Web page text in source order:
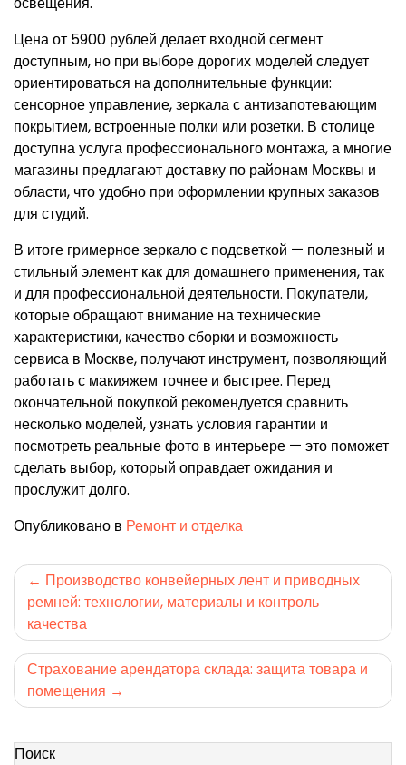
Цена от 5900 рублей делает входной сегмент
доступным, но при выборе дорогих моделей следует
ориентироваться на дополнительные функции:
сенсорное управление, зеркала с антизапотевающим
покрытием, встроенные полки или розетки. В столице
доступна услуга профессионального монтажа, а многие
магазины предлагают доставку по районам Москвы и
области, что удобно при оформлении крупных заказов
для студий.
В итоге гримерное зеркало с подсветкой — полезный и
стильный элемент как для домашнего применения, так
и для профессиональной деятельности. Покупатели,
которые обращают внимание на технические
характеристики, качество сборки и возможность
сервиса в Москве, получают инструмент, позволяющий
работать с макияжем точнее и быстрее. Перед
окончательной покупкой рекомендуется сравнить
несколько моделей, узнать условия гарантии и
посмотреть реальные фото в интерьере — это поможет
сделать выбор, который оправдает ожидания и
прослужит долго.
Опубликовано в Ремонт и отделка
Навигация
по
записям
Производство конвейерных лент и приводных
ремней: технологии, материалы и контроль
качества
Страхование арендатора склада: защита товара и
помещения
Поиск